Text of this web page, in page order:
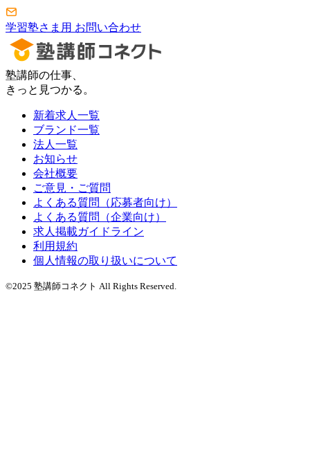
学習塾さま用 お問い合わせ
塾講師の仕事、
きっと見つかる。
新着求人一覧
ブランド一覧
法人一覧
お知らせ
会社概要
ご意見・ご質問
よくある質問（応募者向け）
よくある質問（企業向け）
求人掲載ガイドライン
利用規約
個人情報の取り扱いについて
©2025 塾講師コネクト All Rights Reserved.